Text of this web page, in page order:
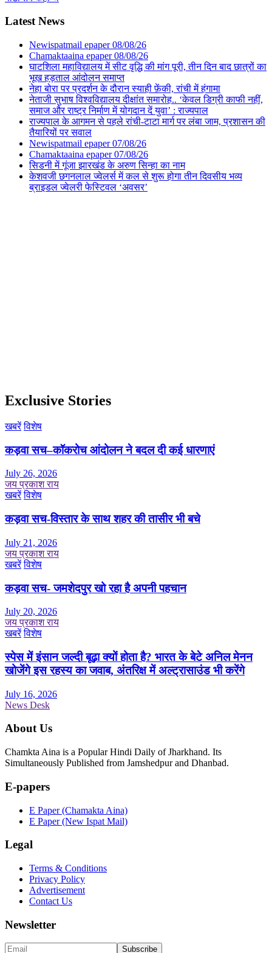
Latest News
Newispatmail epaper 08/08/26
Chamaktaaina epaper 08/08/26
घाटशिला महाविद्यालय में सीट वृद्धि की मांग पूरी, तीन दिन बाद छात्रों का
भूख हड़ताल आंदोलन समाप्त
नेहा बोरा पर प्रदर्शन के दौरान स्याही फ़ेंकी, रांची में हंगामा
नेताजी सुभाष विश्वविद्यालय दीक्षांत समारोह.. ‘केवल डिग्री काफी नहीं,
समाज और राष्ट्र निर्माण में योगदान दें युवा’ : राज्यपाल
राज्यपाल के आगमन से पहले रांची-टाटा मार्ग पर लंबा जाम, प्रशासन की
तैयारियों पर सवाल
Newispatmail epaper 07/08/26
Chamaktaaina epaper 07/08/26
सिडनी में गूंजा झारखंड के अरुण सिन्हा का नाम
केशवजी छगनलाल ज्वेलर्स में कल से शुरू होगा तीन दिवसीय भव्य
ब्राइडल ज्वेलरी फेस्टिवल ‘अवसर’
Exclusive Stories
खबरें विशेष
कड़वा सच–कॉकरोच आंदोलन ने बदल दी कई धारणाएं
July 26, 2026
जय प्रकाश राय
खबरें विशेष
कड़वा सच-विस्तार के साथ शहर की तासीर भी बचे
July 21, 2026
जय प्रकाश राय
खबरें विशेष
कड़वा सच- जमशेदपुर खो रहा है अपनी पहचान
July 20, 2026
जय प्रकाश राय
खबरें विशेष
स्पेस में इंसान जल्दी बूढ़ा क्यों होता है? भारत के बेटे अनिल मेनन
खोजेंगे इस रहस्य का जवाब, अंतरिक्ष में अल्ट्रासाउंड भी करेंगे
July 16, 2026
News Desk
About Us
Chamkta Aina is a Popular Hindi Daily of Jharkhand. Its
Simultaneously Published from Jamshedpur and Dhanbad.
E-papers
E Paper (Chamakta Aina)
E Paper (New Ispat Mail)
Legal
Terms & Conditions
Privacy Policy
Advertisement
Contact Us
Newsletter